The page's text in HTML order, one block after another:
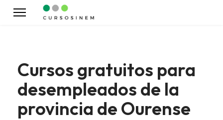
Cursos gratuitos para
desempleados de la
provincia de Ourense